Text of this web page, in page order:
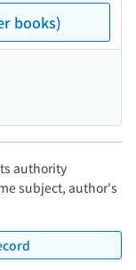
books)
authority
subject, author's